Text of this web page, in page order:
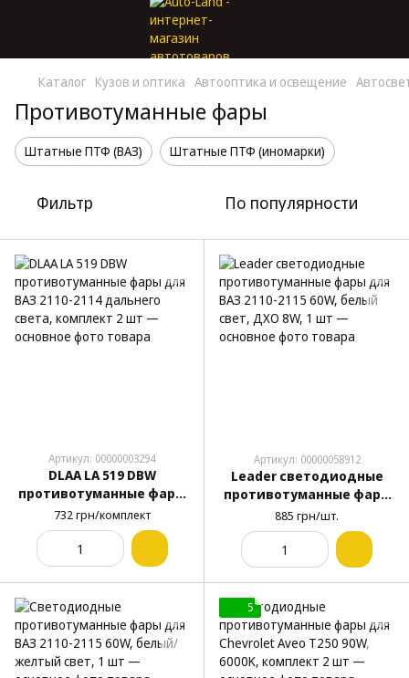
Каталог Кузов и оптика Автооптика и освещение
Противотуманные фары
Штатные ПТФ (ВАЗ) Штатные ПТФ (иномарки)
Фильтр По популярности
Артикул: 00000003294
DLAA LA 519 DBW
противотуманные фары
для ВАЗ 2110-2114
дальнего света,
комплект 2 шт
732 грн/комплект
Артикул: 00000058912
Leader светодиодные
противотуманные фары
для ВАЗ 2110-2115 60W,
белый свет, ДХО 8W, 1 шт
885 грн/шт.
5